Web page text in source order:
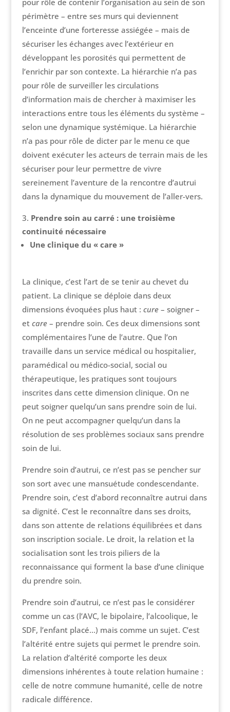
pour rôle de contenir l’organisation au sein de son
périmètre – entre ses murs qui deviennent
l’enceinte d’une forteresse assiégée – mais de
sécuriser les échanges avec l’extérieur en
développant les porosités qui permettent de
l’enrichir par son contexte. La hiérarchie n’a pas
pour rôle de surveiller les circulations
d’information mais de chercher à maximiser les
interactions entre tous les éléments du système –
selon une dynamique systémique. La hiérarchie
n’a pas pour rôle de dicter par le menu ce que
doivent exécuter les acteurs de terrain mais de les
sécuriser pour leur permettre de vivre
sereinement l’aventure de la rencontre d’autrui
dans la dynamique du mouvement de l’aller-vers.
Prendre soin au carré : une troisième
continuité nécessaire
Une clinique du « care »
La clinique, c’est l’art de se tenir au chevet du
patient. La clinique se déploie dans deux
dimensions évoquées plus haut : cure– soigner –
et care– prendre soin. Ces deux dimensions sont
complémentaires l’une de l’autre. Que l’on
travaille dans un service médical ou hospitalier,
paramédical ou médico-social, social ou
thérapeutique, les pratiques sont toujours
inscrites dans cette dimension clinique. On ne
peut soigner quelqu’un sans prendre soin de lui.
On ne peut accompagner quelqu’un dans la
résolution de ses problèmes sociaux sans prendre
soin de lui.
Prendre soin d’autrui, ce n’est pas se pencher sur
son sort avec une mansuétude condescendante.
Prendre soin, c’est d’abord reconnaître autrui dans
sa dignité. C’est le reconnaître dans ses droits,
dans son attente de relations équilibrées et dans
son inscription sociale. Le droit, la relation et la
socialisation sont les trois piliers de la
reconnaissance qui forment la base d’une clinique
du prendre soin.
Prendre soin d’autrui, ce n’est pas le considérer
comme un cas (l’AVC, le bipolaire, l’alcoolique, le
SDF, l’enfant placé…) mais comme un sujet. C’est
l’altérité entre sujets qui permet le prendre soin.
La relation d’altérité comporte les deux
dimensions inhérentes à toute relation humaine :
celle de notre commune humanité, celle de notre
radicale différence.